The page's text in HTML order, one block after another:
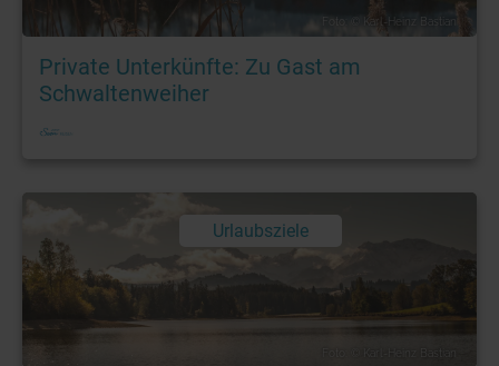
Foto: © Karl-Heinz Bastian
Private Unterkünfte: Zu Gast am
Schwaltenweiher
Urlaubsziele